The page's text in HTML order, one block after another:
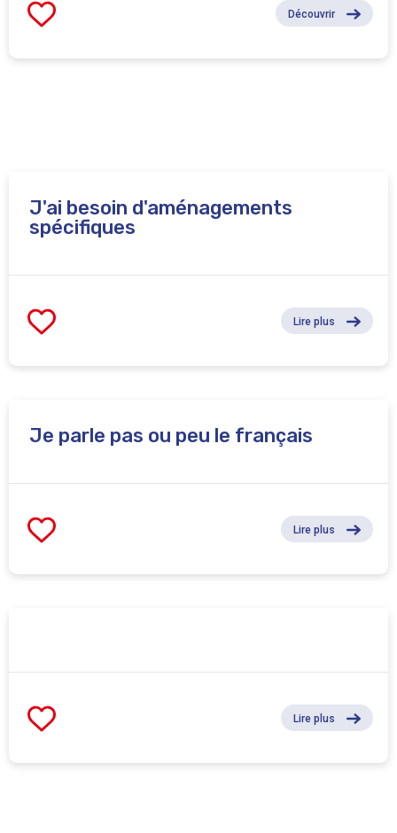
Découvrir
J'ai besoin d'aménagements
spécifiques
Lire plus
Je parle pas ou peu le français
Lire plus
Lire plus